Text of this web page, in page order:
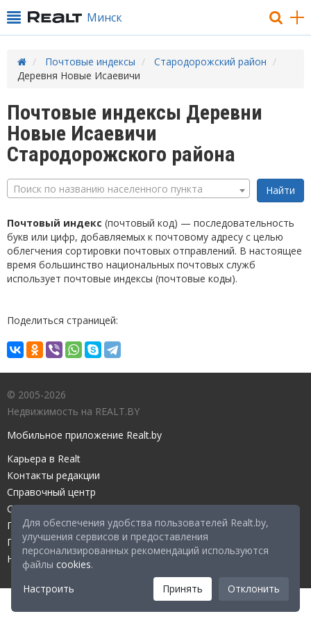
Для обеспечения удобства пользователей Realt.by,
улучшения сервисов и предоставления
персонализированных рекомендаций используются
файлы cookies.
Настроить
Принять Отклонить
Минск
Почтовые индексы
Стародорожский район
Деревня Новые Исаевичи
Почтовые индексы Деревни
Новые Исаевичи
Стародорожского района
Поиск по названию населенного пункта
Почтовый индекс (почтовый код) — последовательность
букв или цифр, добавляемых к почтовому адресу с целью
облегчения сортировки почтовых отправлений. В настоящее
время большинство национальных почтовых служб
использует почтовые индексы (почтовые коды).
Поделиться страницей:
© 2005-2026
Недвижимость на REALT.BY
Мобильное приложение Realt.by
Карьера в Realt
Контакты редакции
Справочный центр
Служба поддержки
Прейскурант
Правовые документы
Настройка файлов cookies